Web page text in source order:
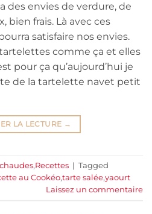
des envies de verdure, de
bien frais. Là avec ces
satisfaire nos envies.
comme ça et elles
pour ça qu’aujourd’hui je
de la tartelette navet petit
LA LECTURE →
,Recettes | Tagged
au Cookéo,tarte salée,yaourt
Laissez un commentaire